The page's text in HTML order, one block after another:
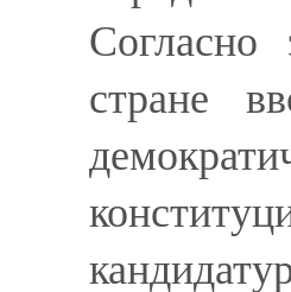
стране